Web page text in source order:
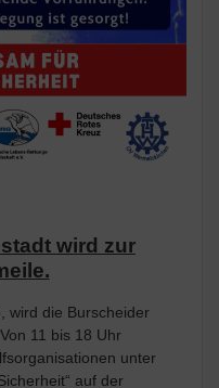
wird zur
wird die Burscheider
11 bis 18 Uhr
unter
auf der